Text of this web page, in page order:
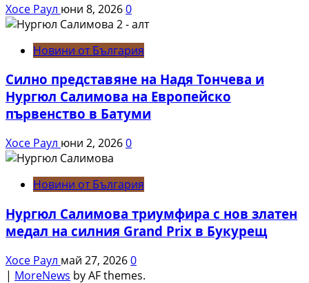
Хосе Раул юни 8, 20260
Новини от България
Силно представяне на Надя Тончева и
Нургюл Салимова на Европейско
първенство в Батуми
Хосе Раул юни 2, 20260
Новини от България
Нургюл Салимова триумфира с нов златен
медал на силния Grand Prix в Букурещ
Хосе Раул май 27, 20260
| MoreNews by AF themes.